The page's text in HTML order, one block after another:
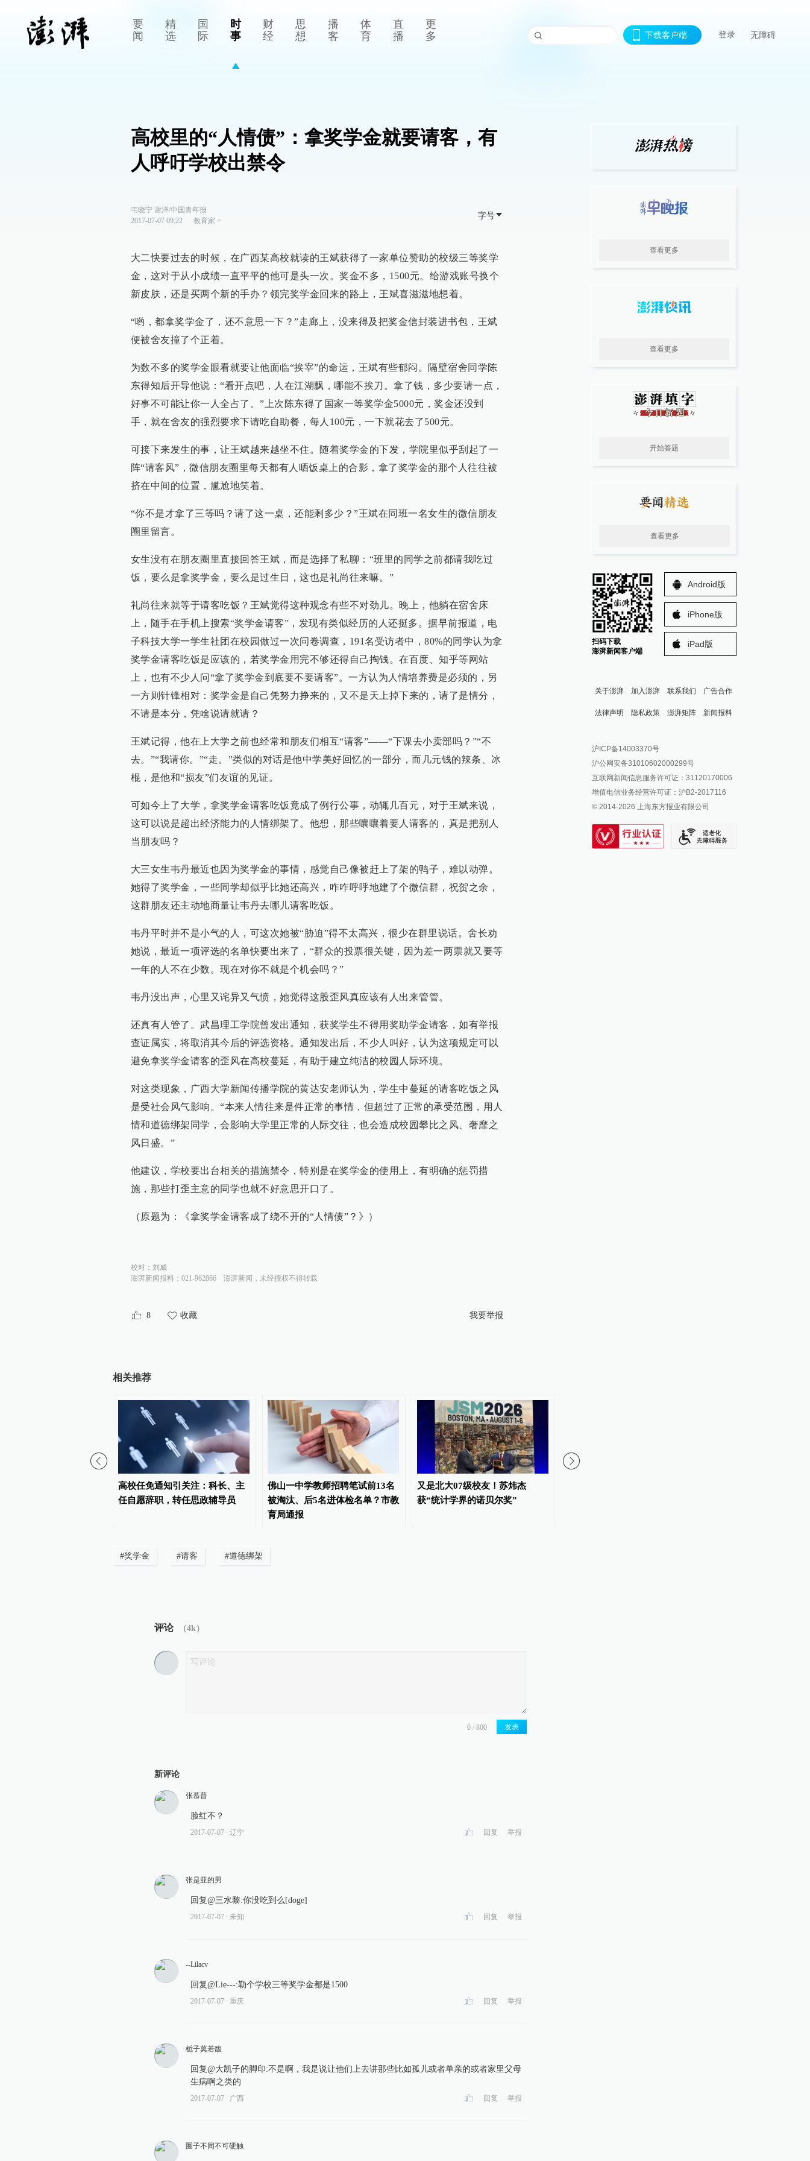
要
闻
精
选
国
际
时
事
财
经
思
想
播
客
体
育
直
播
更
多
下载客户端 登录 无障碍
高校里的“人情债”：拿奖学金就要请客，有
人呼吁学校出禁令
韦晓宁 谢洋/中国青年报
2017-07-07 09:22
教育家 >
字号
大二快要过去的时候，在广西某高校就读的王斌获得了一家单位赞助的校级三等奖学
金，这对于从小成绩一直平平的他可是头一次。奖金不多，1500元。给游戏账号换个
新皮肤，还是买两个新的手办？领完奖学金回来的路上，王斌喜滋滋地想着。
“哟，都拿奖学金了，还不意思一下？”走廊上，没来得及把奖金信封装进书包，王斌
便被舍友撞了个正着。
为数不多的奖学金眼看就要让他面临“挨宰”的命运，王斌有些郁闷。隔壁宿舍同学陈
东得知后开导他说：“看开点吧，人在江湖飘，哪能不挨刀。拿了钱，多少要请一点，
好事不可能让你一人全占了。”上次陈东得了国家一等奖学金5000元，奖金还没到
手，就在舍友的强烈要求下请吃自助餐，每人100元，一下就花去了500元。
可接下来发生的事，让王斌越来越坐不住。随着奖学金的下发，学院里似乎刮起了一
阵“请客风”，微信朋友圈里每天都有人晒饭桌上的合影，拿了奖学金的那个人往往被
挤在中间的位置，尴尬地笑着。
“你不是才拿了三等吗？请了这一桌，还能剩多少？”王斌在同班一名女生的微信朋友
圈里留言。
女生没有在朋友圈里直接回答王斌，而是选择了私聊：“班里的同学之前都请我吃过
饭，要么是拿奖学金，要么是过生日，这也是礼尚往来嘛。”
礼尚往来就等于请客吃饭？王斌觉得这种观念有些不对劲儿。晚上，他躺在宿舍床
上，随手在手机上搜索“奖学金请客”，发现有类似经历的人还挺多。据早前报道，电
子科技大学一学生社团在校园做过一次问卷调查，191名受访者中，80%的同学认为拿
奖学金请客吃饭是应该的，若奖学金用完不够还得自己掏钱。在百度、知乎等网站
上，也有不少人问“拿了奖学金到底要不要请客”。一方认为人情培养费是必须的，另
一方则针锋相对：奖学金是自己凭努力挣来的，又不是天上掉下来的，请了是情分，
不请是本分，凭啥说请就请？
王斌记得，他在上大学之前也经常和朋友们相互“请客”——“下课去小卖部吗？”“不
去。”“我请你。”“走。”类似的对话是他中学美好回忆的一部分，而几元钱的辣条、冰
棍，是他和“损友”们友谊的见证。
可如今上了大学，拿奖学金请客吃饭竟成了例行公事，动辄几百元，对于王斌来说，
这可以说是超出经济能力的人情绑架了。他想，那些嚷嚷着要人请客的，真是把别人
当朋友吗？
大三女生韦丹最近也因为奖学金的事情，感觉自己像被赶上了架的鸭子，难以动弹。
她得了奖学金，一些同学却似乎比她还高兴，咋咋呼呼地建了个微信群，祝贺之余，
这群朋友还主动地商量让韦丹去哪儿请客吃饭。
韦丹平时并不是小气的人，可这次她被“胁迫”得不太高兴，很少在群里说话。舍长劝
她说，最近一项评选的名单快要出来了，“群众的投票很关键，因为差一两票就又要等
一年的人不在少数。现在对你不就是个机会吗？”
韦丹没出声，心里又诧异又气愤，她觉得这股歪风真应该有人出来管管。
还真有人管了。武昌理工学院曾发出通知，获奖学生不得用奖助学金请客，如有举报
查证属实，将取消其今后的评选资格。通知发出后，不少人叫好，认为这项规定可以
避免拿奖学金请客的歪风在高校蔓延，有助于建立纯洁的校园人际环境。
对这类现象，广西大学新闻传播学院的黄达安老师认为，学生中蔓延的请客吃饭之风
是受社会风气影响。“本来人情往来是件正常的事情，但超过了正常的承受范围，用人
情和道德绑架同学，会影响大学里正常的人际交往，也会造成校园攀比之风、奢靡之
风日盛。”
他建议，学校要出台相关的措施禁令，特别是在奖学金的使用上，有明确的惩罚措
施，那些打歪主意的同学也就不好意思开口了。
（原题为：《拿奖学金请客成了绕不开的“人情债”？》）
校对： 刘威
澎湃新闻报料：021-962866
澎湃新闻，未经授权不得转载
8 收藏 我要举报
相关推荐
高校任免通知引关注：科长、主
任自愿辞职，转任思政辅导员
佛山一中学教师招聘笔试前13名
被淘汰、后5名进体检名单？市教
育局通报
又是北大07级校友！苏炜杰
获“统计学界的诺贝尔奖”
#奖学金 #请客 #道德绑架
评论 （4k）
发表
新评论
张慕普
脸红不？
2017-07-07 ∙ 辽宁 回复 举报
张是亚的男
回复@三水黎:你没吃到么[doge]
2017-07-07 ∙ 未知 回复 举报
--Lilacv
回复@Lie---:勒个学校三等奖学金都是1500
2017-07-07 ∙ 重庆 回复 举报
栀子莫若馥
回复@大凯子的脚印:不是啊，我是说让他们上去讲那些比如孤儿或者单亲的或者家里父母
生病啊之类的
2017-07-07 ∙ 广西 回复 举报
圈子不同不可硬触
查看更多
查看更多
开始答题
查看更多
扫码下载
澎湃新闻客户端
Android版
iPhone版
iPad版
关于澎湃 加入澎湃 联系我们 广告合作
法律声明 隐私政策 澎湃矩阵
澎湃新闻公众号
澎湃新闻抖音号
派生万物开放平台
IP SHANGHAI
SIXTH TONE
新闻报料
报料邮箱: news@thepaper.cn
沪ICP备14003370号
沪公网安备31010602000299号
互联网新闻信息服务许可证：31120170006
增值电信业务经营许可证：沪B2-2017116
© 2014-2026 上海东方报业有限公司